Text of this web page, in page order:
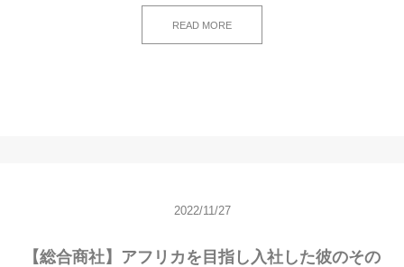
READ MORE
2022/11/27
【総合商社】アフリカを目指し入社した彼のその